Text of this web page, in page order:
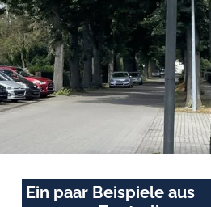
Ein paar Beispiele aus